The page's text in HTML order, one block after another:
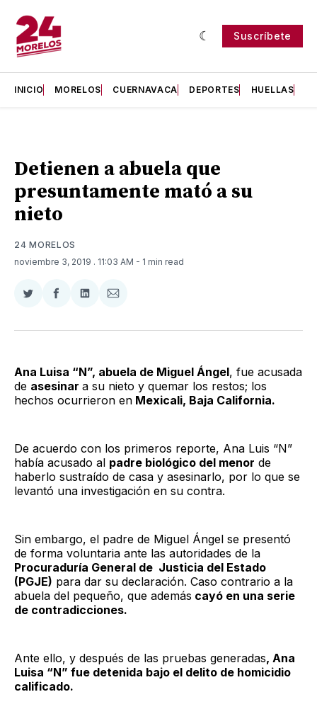
Suscríbete
INICIO MORELOS CUERNAVACA DEPORTES HUELLAS
Detienen a abuela que
presuntamente mató a su
nieto
24 MORELOS
noviembre 3, 2019 . 11:03 AM - 1 min read
Compartir
Twitter
Compartir
Facebook
Compartir
LinkedIn
Compartir
Email
Ana Luisa “N”, abuela de Miguel Ángel, fue acusada
de asesinar a su nieto y quemar los restos; los
hechos ocurrieron en Mexicali, Baja California.
De acuerdo con los primeros reporte, Ana Luis “N”
había acusado al padre biológico del menor de
haberlo sustraído de casa y asesinarlo, por lo que se
levantó una investigación en su contra.
Sin embargo, el padre de Miguel Ángel se presentó
de forma voluntaria ante las autoridades de la
Procuraduría General de Justicia del Estado
(PGJE) para dar su declaración. Caso contrario a la
abuela del pequeño, que además cayó en una serie
de contradicciones.
Ante ello, y después de las pruebas generadas, Ana
Luisa “N” fue detenida bajo el delito de homicidio
calificado.